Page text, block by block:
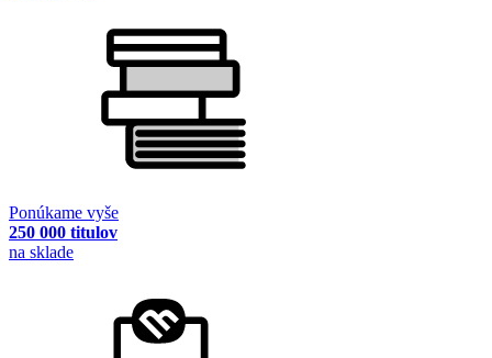
Ponúkame vyše
250 000 titulov
na sklade